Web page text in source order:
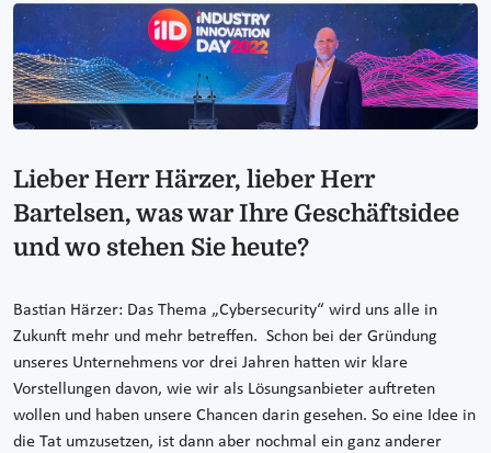
Lieber Herr Härzer, lieber Herr
Bartelsen, was war Ihre Geschäftsidee
und wo stehen Sie heute?
Bastian Härzer: Das Thema „Cybersecurity“ wird uns alle in
Zukunft mehr und mehr betreffen. Schon bei der Gründung
unseres Unternehmens vor drei Jahren hatten wir klare
Vorstellungen davon, wie wir als Lösungsanbieter auftreten
wollen und haben unsere Chancen darin gesehen. So eine Idee in
die Tat umzusetzen, ist dann aber nochmal ein ganz anderer